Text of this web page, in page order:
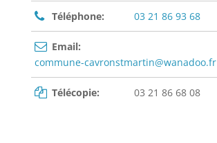
Téléphone: 03 21 86 93 68
Email:
commune-cavronstmartin@wanadoo.fr
Télécopie: 03 21 86 68 08